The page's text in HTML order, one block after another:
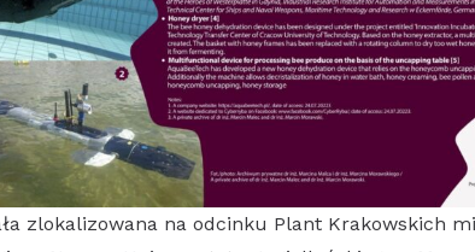
zlokalizowana na odcinku Plant Krakowskich